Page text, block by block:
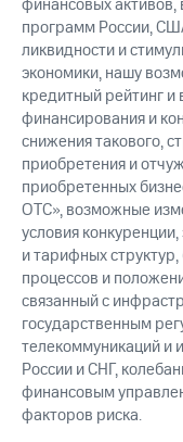
финансовых активов,
программ России,
ликвидности и
экономики, нашу
кредитный рейтинг и
финансирования и
снижения такового,
приобретения и
приобретенных
ОТС», возможные
условия
и тарифных
процессов и
связанный с
государственным
телекоммуникаций и
России и СНГ,
финансовым
факторов риска.